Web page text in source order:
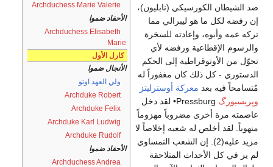
Archduchess Marie Valerie
الأحفاد ضموا
Archduchess Elisabeth
Marie
كارل الأول
الأنجال ضموا
ولي العهد اوتو
Archduke Robert
Archduke Felix
Archduke Karl Ludwig
Archduke Rudolf
الأحفاد ضموا
Archduchess Andrea
ضد الشيطان الكورسيكي (نابليون)،
إن رفضه لكل ما هو ليبرالي مما
تركه عمه وأبوه، وإعادته للسخرة
والرسوم الإقطاعية ورفضه لأي
تحوّل من الأوتوقراطية إلى الحكم
الدستوري - كل ذلك كان مغفوراً له
مُتسامحاً فيه بعد معركة أوسترليتز
وپريسبورگ
Pressburg• لقد دخل
عاصمته مرة أخرى مضروباً مهزوماً
منهوباً. لقد أخلص له شعبه إخلاصاً لا
مزيد عليه(2). إن الشعب النمساوي
لم ير في كل الأحداث المتلاحقة